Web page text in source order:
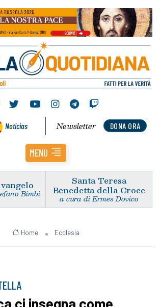
Noticias DONA ORA
Newsletter
MENU
Bimbi
Santa Teresa
Benedetta della Croce
a cura di Ermes Dovico
Home Ecclesia
ci insegna come